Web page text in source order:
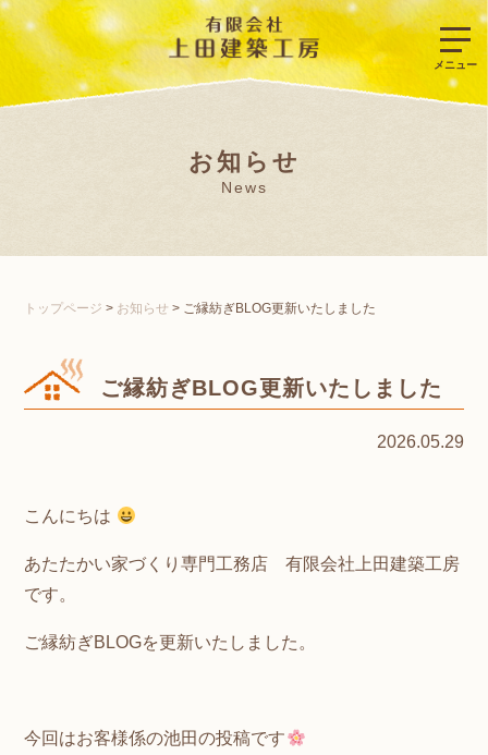
お知らせ
News
トップページ > お知らせ > ご縁紡ぎBLOG更新いたしました
ご縁紡ぎBLOG更新いたしました
2026.05.29
こんにちは
あたたかい家づくり専門工務店 有限会社上田建築工房
です。
ご縁紡ぎBLOGを更新いたしました。
今回はお客様係の池田の投稿です